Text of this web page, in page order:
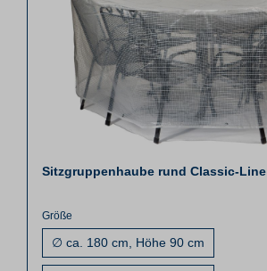
Sitzgruppenhaube rund Classic-Line
Größe
∅ ca. 180 cm, Höhe 90 cm